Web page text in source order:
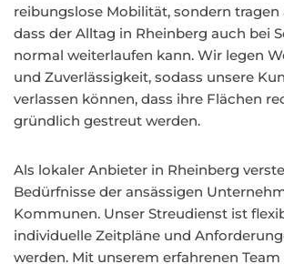
reibungslose Mobilität, sondern tragen
dass der Alltag in Rheinberg auch bei
normal weiterlaufen kann. Wir legen
und Zuverlässigkeit, sodass unsere
verlassen können, dass ihre Flächen
gründlich gestreut werden.
Als lokaler Anbieter in Rheinberg
Bedürfnisse der ansässigen
Kommunen. Unser Streudienst ist
individuelle Zeitpläne und
werden. Mit unserem erfahrenen